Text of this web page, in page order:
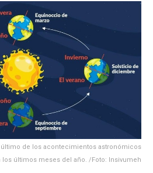
de los acontecimientos astronómicos
últimos meses del año. /Foto: Insivumeh